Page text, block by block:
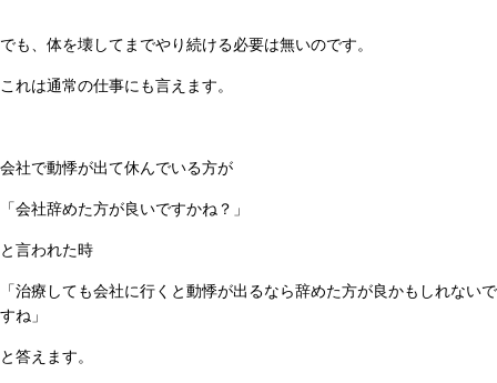
でも、体を壊してまでやり続ける必要は無いのです。
これは通常の仕事にも言えます。
会社で動悸が出て休んでいる方が
「会社辞めた方が良いですかね？」
と言われた時
「治療しても会社に行くと動悸が出るなら辞めた方が良かもしれないで
すね」
と答えます。